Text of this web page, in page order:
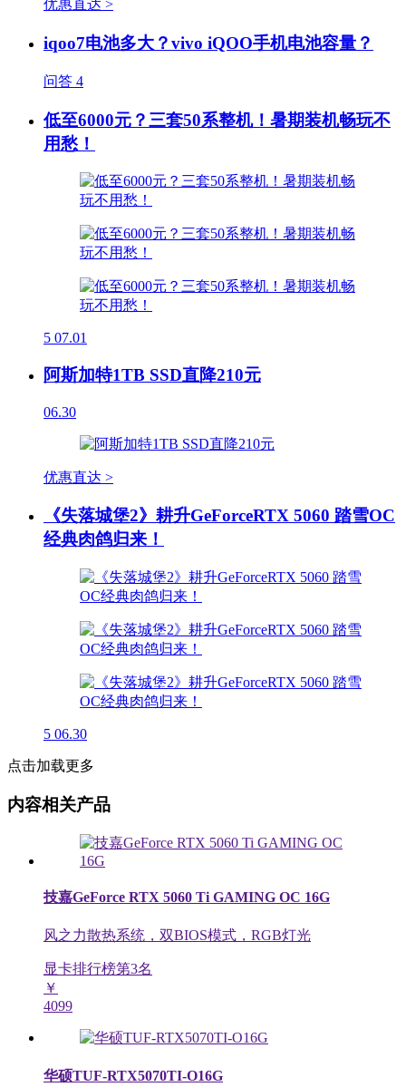
优惠直达 >
iqoo7电池多大？vivo iQOO手机电池容量？
问答 4
低至6000元？三套50系整机！暑期装机畅玩不
用愁！
5 07.01
阿斯加特1TB SSD直降210元
06.30
优惠直达 >
《失落城堡2》耕升GeForceRTX 5060 踏雪OC
经典肉鸽归来！
5 06.30
点击加载更多
内容相关产品
技嘉GeForce RTX 5060 Ti GAMING OC 16G
风之力散热系统，双BIOS模式，RGB灯光
显卡排行榜第3名
￥
4099
华硕TUF-RTX5070TI-O16G